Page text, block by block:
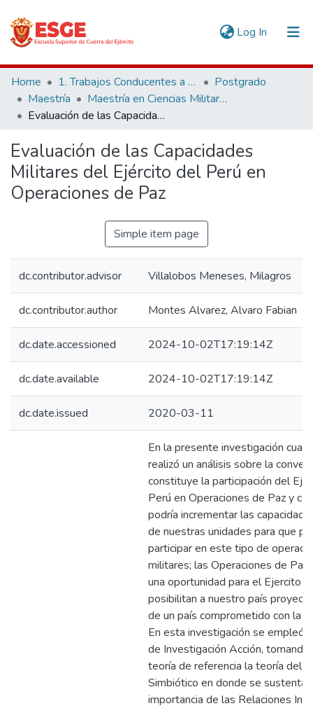
Log In (current)
Communities & Collections
All of DSpace
Home 1. Trabajos Conducentes a Grados y Títulos
Postgrado
Maestría
Maestría en Ciencias Militares
Evaluación de las Capacidades Militares del Ejército del Perú en Operaciones de Paz
Evaluación de las Capacidades
Militares del Ejército del Perú en
Operaciones de Paz
Simple item page
dc.contributor.advisor Villalobos Meneses, Milagros
dc.contributor.author Montes Alvarez, Alvaro Fabian
dc.date.accessioned 2024-10-02T17:19:14Z
dc.date.available 2024-10-02T17:19:14Z
dc.date.issued 2020-03-11
En la presente investigación
realizó un análisis sobre la
constituye la participación del
Perú en Operaciones de Paz y
podría incrementar las
de nuestras unidades para que
participar en este tipo de
militares; las Operaciones de Paz
una oportunidad para el Ejercito
posibilitan a nuestro país
de un país comprometido con la
En esta investigación se empleó
de Investigación Acción, tomando
teoría de referencia la teoría del
Simbiótico en donde se sustenta
importancia de las Relaciones